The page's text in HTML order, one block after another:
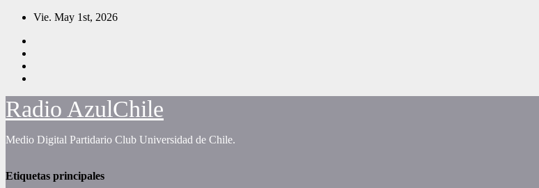
Saltar
contenido
Vie. May 1st, 2026
Radio AzulChile
Medio Digital Partidario Club Universidad de Chile.
Etiquetas principales